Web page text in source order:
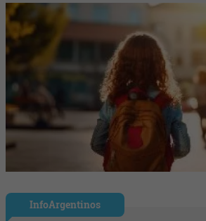
InfoArgentinos